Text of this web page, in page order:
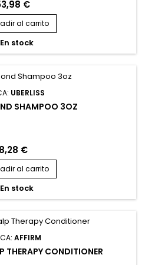
y el encrespamiento en un
fórmula de Affirm Alisadora de
en la fibra capilar,
suavemente...
€
al carrito
En stock
UBERLISS
SHAMPOO 3OZ
8,28 €
al carrito
En stock
AFFIRM
THERAPY CONDITIONER